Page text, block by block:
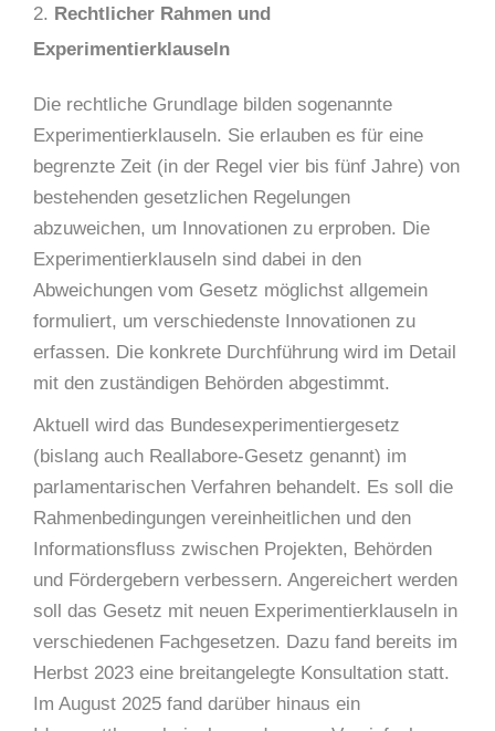
Rechtlicher Rahmen und
Experimentierklauseln
Die rechtliche Grundlage bilden sogenannte
Experimentierklauseln. Sie erlauben es für eine
begrenzte Zeit (in der Regel vier bis fünf Jahre) von
bestehenden gesetzlichen Regelungen
abzuweichen, um Innovationen zu erproben. Die
Experimentierklauseln sind dabei in den
Abweichungen vom Gesetz möglichst allgemein
formuliert, um verschiedenste Innovationen zu
erfassen. Die konkrete Durchführung wird im Detail
mit den zuständigen Behörden abgestimmt.
Aktuell wird das Bundesexperimentiergesetz
(bislang auch Reallabore-Gesetz genannt) im
parlamentarischen Verfahren behandelt. Es soll die
Rahmenbedingungen vereinheitlichen und den
Informationsfluss zwischen Projekten, Behörden
und Fördergebern verbessern. Angereichert werden
soll das Gesetz mit neuen Experimentierklauseln in
verschiedenen Fachgesetzen. Dazu fand bereits im
Herbst 2023 eine breitangelegte Konsultation statt.
Im August 2025 fand darüber hinaus ein